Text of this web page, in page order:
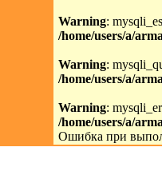
Warning:
/home/users/a/
Warning:
/home/users/a/
Warning:
/home/users/a/
Ошибка при